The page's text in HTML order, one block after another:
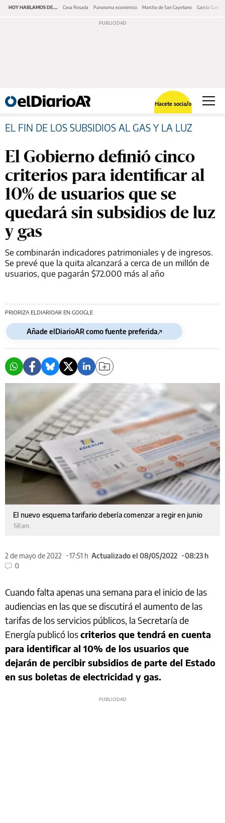
HOY HABLAMOS DE... Casa Rosada Panorama económico Marcha de San Cayetano García Cuerva
Hacete socia/o
EL FIN DE LOS SUBSIDIOS AL GAS Y LA LUZ
El Gobierno definió cinco
criterios para identificar al
10% de usuarios que se
quedará sin subsidios de luz
y gas
Se combinarán indicadores patrimoniales y de ingresos.
Se prevé que la quita alcanzará a cerca de un millón de
usuarios, que pagarán $72.000 más al año
PRIORIZA ELDIARIOAR EN GOOGLE
Añade elDiarioAR como fuente preferida
El nuevo esquema tarifario debería comenzar a regir en junio
Télam
2 de mayo de 2022 17:51 h Actualizado el 08/05/2022
08:23 h
0
Cuando falta apenas una semana para el inicio de las
audiencias en las que se discutirá el aumento de las
tarifas de los servicios públicos, la Secretaría de
Energía publicó loscriterios que tendrá en cuenta
para identificar al 10% de los usuarios que
dejarán de percibir subsidios de parte del Estado
en sus boletas de electricidad y gas.